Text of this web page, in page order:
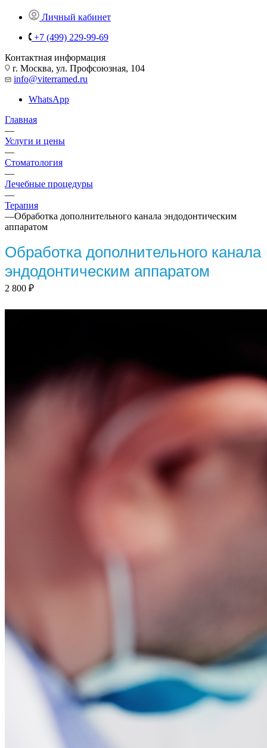
Личный кабинет
+7 (499) 229-99-69
Контактная информация
г. Москва, ул. Профсоюзная, 104
info@viterramed.ru
WhatsApp
Главная
—
Услуги и цены
—
Стоматология
—
Лечебные процедуры
—
Терапия
—Обработка дополнительного канала эндодонтическим
аппаратом
Обработка дополнительного канала
эндодонтическим аппаратом
2 800 ₽